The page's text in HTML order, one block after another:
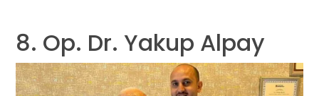
8. Op. Dr. Yakup Alpay